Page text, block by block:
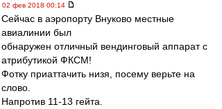
02 фев 2018 00:14
Сейчас в аэропорту Внуково местные
авиалинии был
обнаружен отличный вендинговый аппарат с
атрибутикой ФКСМ!
Фотку приаттачить низя, посему верьте на
слово.
Напротив 11-13 гейта.